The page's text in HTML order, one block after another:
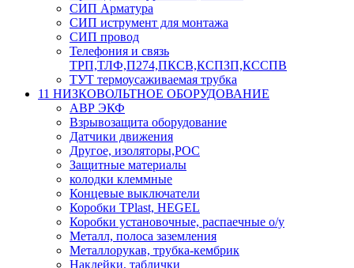
СИП Арматура
СИП иструмент для монтажа
СИП провод
Телефония и связь
ТРП,ТЛФ,П274,ПКСВ,КСПЗП,КССПВ
ТУТ термоусаживаемая трубка
11 НИЗКОВОЛЬТНОЕ ОБОРУДОВАНИЕ
АВР ЭКФ
Взрывозащита оборудование
Датчики движения
Другое, изоляторы,РОС
Защитные материалы
колодки клеммные
Концевые выключатели
Коробки TPlast, HEGEL
Коробки установочные, распаечные о/у
Металл, полоса заземления
Металлорукав, трубка-кембрик
Наклейки, таблички